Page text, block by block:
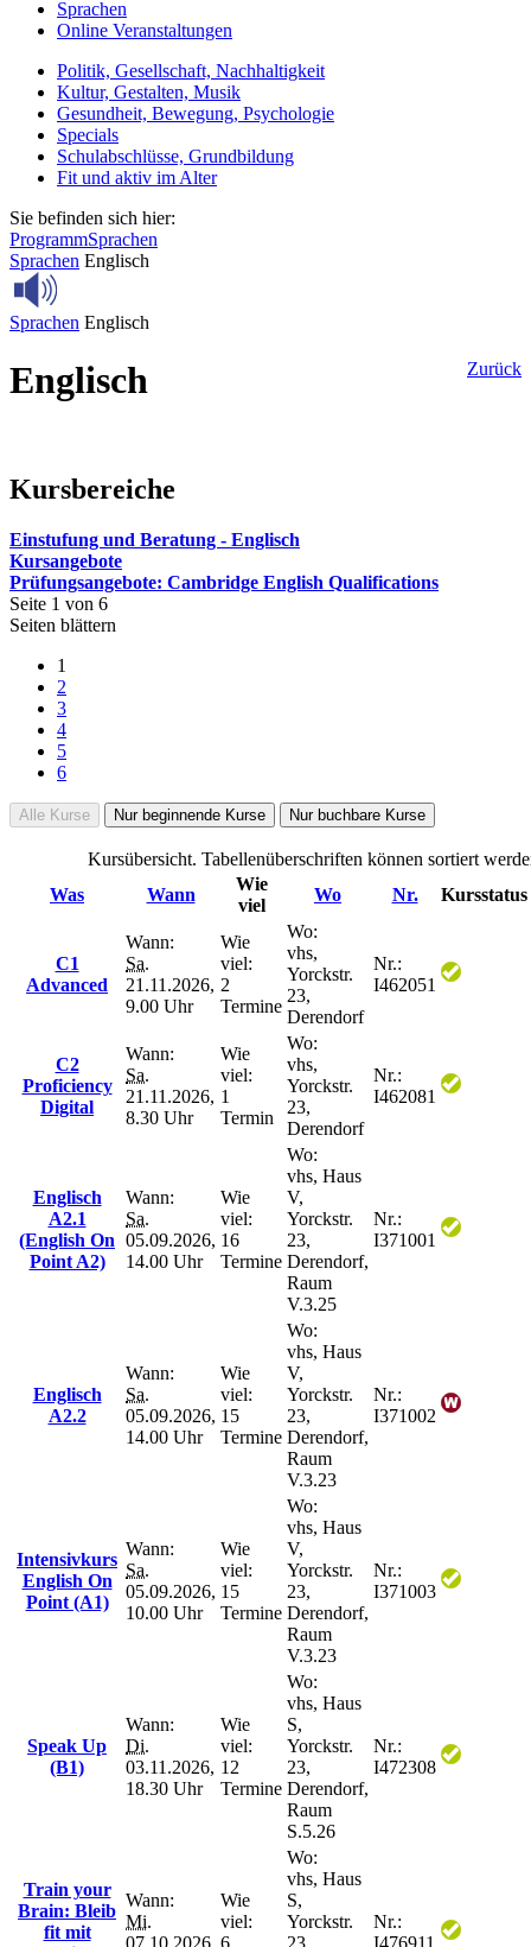
Sprachen
Online Veranstaltungen
Politik, Gesellschaft, Nachhaltigkeit
Kultur, Gestalten, Musik
Gesundheit, Bewegung, Psychologie
Specials
Schulabschlüsse, Grundbildung
Fit und aktiv im Alter
Sie befinden sich hier:
ProgrammSprachen
Sprachen Englisch
Sprachen Englisch
Zurück
Englisch
Kursbereiche
Einstufung und Beratung - Englisch
Kursangebote
Prüfungsangebote: Cambridge English Qualifications
Seite 1 von 6
Seiten blättern
1
2
3
4
5
6
Alle Kurse Nur beginnende Kurse Nur buchbare Kurse
Kursübersicht. Tabellenüberschriften können sortiert
Was
Wann
Wie
viel
Wo Nr. Kursstatus
C1
Advanced
Wann:
Sa.
21.11.2026,
9.00 Uhr
Wie
viel:
2
Termine
Wo:
vhs,
Yorckstr.
23,
Derendorf
Nr.:
I462051
C2
Proficiency
Digital
Wann:
Sa.
21.11.2026,
8.30 Uhr
Wie
viel:
1
Termin
Wo:
vhs,
Yorckstr.
23,
Derendorf
Nr.:
I462081
Englisch
A2.1
(English On
Point A2)
Wann:
Sa.
05.09.2026,
14.00 Uhr
Wie
viel:
16
Termine
Wo:
vhs, Haus
V,
Yorckstr.
23,
Derendorf,
Raum
V.3.25
Nr.:
I371001
Englisch
A2.2
Wann:
Sa.
05.09.2026,
14.00 Uhr
Wie
viel:
15
Termine
Wo:
vhs, Haus
V,
Yorckstr.
23,
Derendorf,
Raum
V.3.23
Nr.:
I371002
Intensivkurs
English On
Point (A1)
Wann:
Sa.
05.09.2026,
10.00 Uhr
Wie
viel:
15
Termine
Wo:
vhs, Haus
V,
Yorckstr.
23,
Derendorf,
Raum
V.3.23
Nr.:
I371003
Speak Up
(B1)
Wann:
Di.
03.11.2026,
18.30 Uhr
Wie
viel:
12
Termine
Wo:
vhs, Haus
S,
Yorckstr.
23,
Derendorf,
Raum
S.5.26
Nr.:
I472308
Train your
Brain: Bleib
fit mit
Wann:
Mi.
07.10.2026,
Wie
viel:
6
Wo:
vhs, Haus
S,
Yorckstr.
23,
Nr.:
I476911